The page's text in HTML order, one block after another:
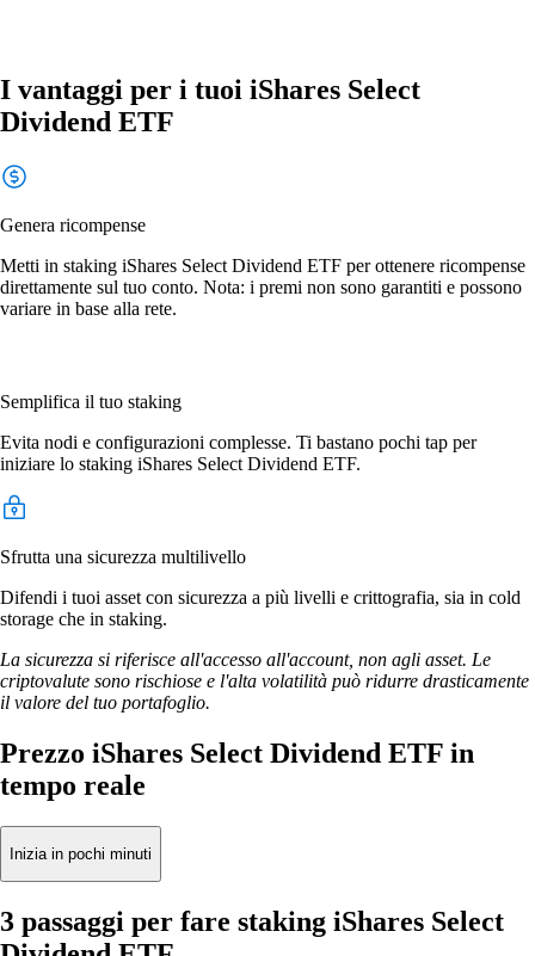
I vantaggi per i tuoi iShares Select
Dividend ETF
Genera ricompense
Metti in staking iShares Select Dividend ETF per ottenere ricompense
direttamente sul tuo conto. Nota: i premi non sono garantiti e possono
variare in base alla rete.
Semplifica il tuo staking
Evita nodi e configurazioni complesse. Ti bastano pochi tap per
iniziare lo staking iShares Select Dividend ETF.
Sfrutta una sicurezza multilivello
Difendi i tuoi asset con sicurezza a più livelli e crittografia, sia in cold
storage che in staking.
La sicurezza si riferisce all'accesso all'account, non agli asset. Le
criptovalute sono rischiose e l'alta volatilità può ridurre drasticamente
il valore del tuo portafoglio.
Prezzo iShares Select Dividend ETF in
tempo reale
Inizia in pochi minuti
3 passaggi per fare staking iShares Select